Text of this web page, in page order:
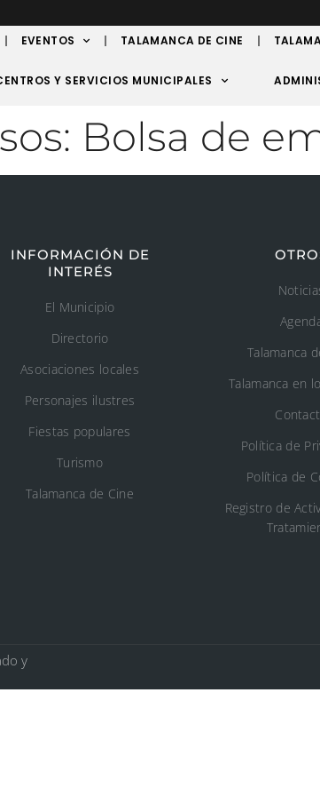
EVENTOS TALAMANCA DE CINE
Y SERVICIOS MUNICIPALES
Bolsa de
INFORMACIÓN DE
INTERÉS
El Municipio
Directorio
Asociaciones locales
Personajes ilustres
Fiestas populares
Turismo
Talamanca de Cine
Talamanca
Talamanca en
Política de
Política de
Registro de
y